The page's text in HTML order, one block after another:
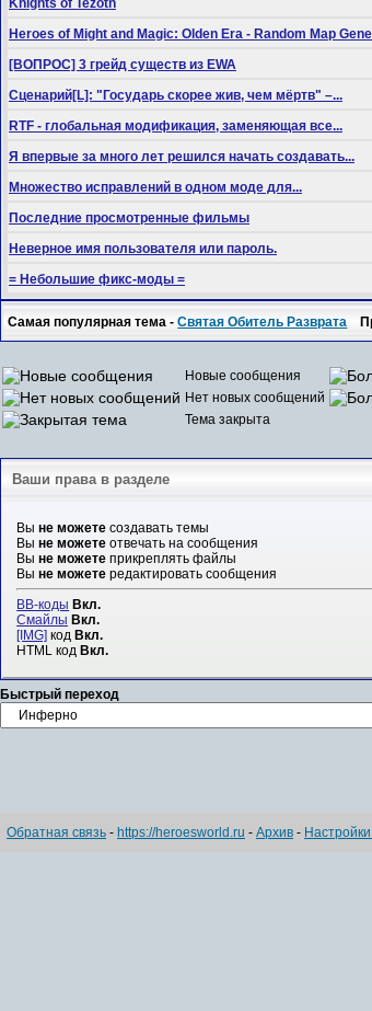
Heroes of Might and Magic: Olden Era - Random Map
[ВОПРОС] 3 грейд существ из EWA
Сценарий[L]: "Государь скорее жив, чем мёртв" –...
RTF - глобальная модификация, заменяющая все...
Я впервые за много лет решился начать создавать...
Множество исправлений в одном моде для...
Последние просмотренные фильмы
Неверное имя пользователя или пароль.
= Небольшие фикс-моды =
Самая популярная тема -Святая Обитель Разврата
Новые сообщения
Нет новых сообщений
Тема закрыта
Ваши права в разделе
Выне можете создавать темы
Выне можете отвечать на сообщения
Выне можете прикреплять файлы
Выне можете редактировать сообщения
BB-коды Вкл.
Смайлы Вкл.
[IMG] код Вкл.
HTML код Вкл.
Быстрый переход
Обратная связь - https://heroesworld.ru - Архив -